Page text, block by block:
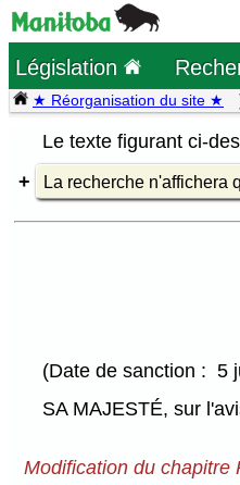
Législation
★ Réorganisation du site ★
Le texte figurant ci-
La recherche n'affichera
(Date de sanction : 5
SA MAJESTÉ, sur
Modification du chapitre